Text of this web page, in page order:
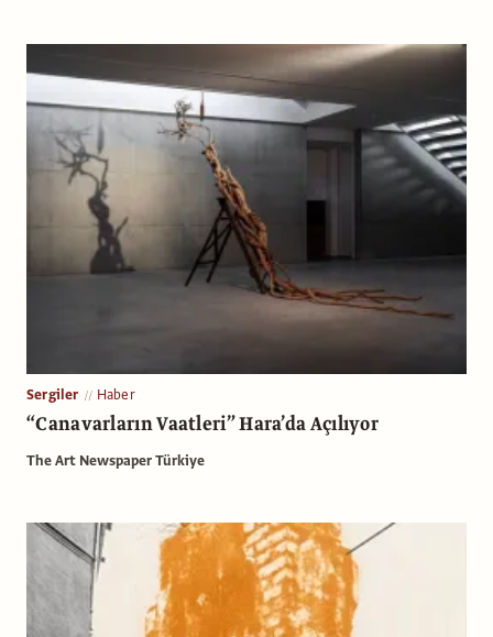
Sergiler Haber
“Canavarların Vaatleri” Hara’da Açılıyor
The Art Newspaper Türkiye